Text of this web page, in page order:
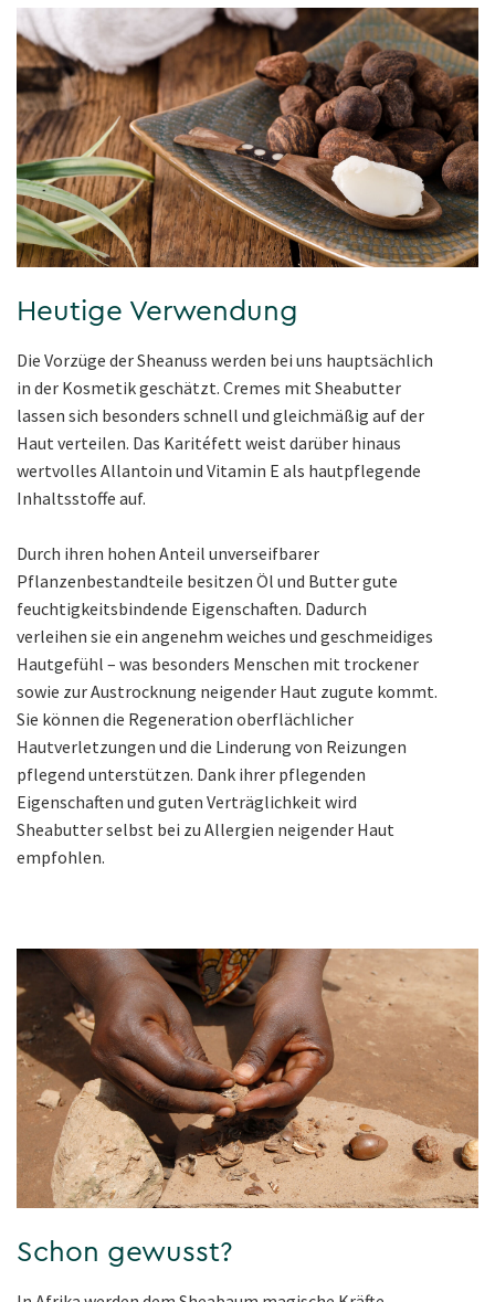
Heutige Verwendung
Die Vorzüge der Sheanuss werden bei uns hauptsächlich
in der Kosmetik geschätzt. Cremes mit Sheabutter
lassen sich besonders schnell und gleichmäßig auf der
Haut verteilen. Das Karitéfett weist darüber hinaus
wertvolles Allantoin und Vitamin E als hautpflegende
Inhaltsstoffe auf.
Durch ihren hohen Anteil unverseifbarer
Pflanzenbestandteile besitzen Öl und Butter gute
feuchtigkeitsbindende Eigenschaften. Dadurch
verleihen sie ein angenehm weiches und geschmeidiges
Hautgefühl – was besonders Menschen mit trockener
sowie zur Austrocknung neigender Haut zugute kommt.
Sie können die Regeneration oberflächlicher
Hautverletzungen und die Linderung von Reizungen
pflegend unterstützen. Dank ihrer pflegenden
Eigenschaften und guten Verträglichkeit wird
Sheabutter selbst bei zu Allergien neigender Haut
empfohlen.
Schon gewusst?